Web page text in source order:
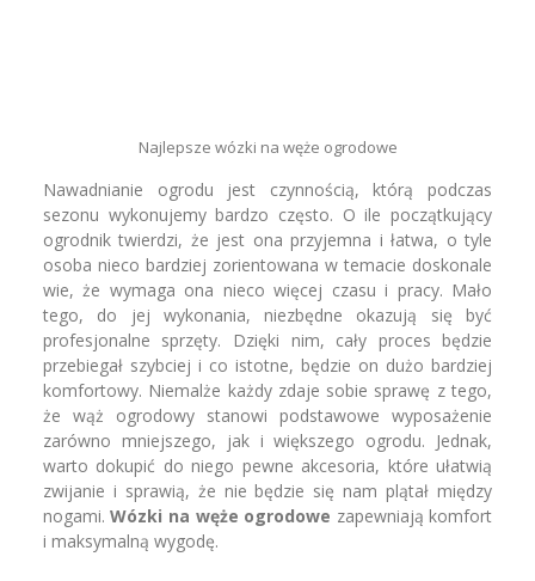
Najlepsze wózki na węże ogrodowe
Nawadnianie ogrodu jest czynnością, którą podczas
sezonu wykonujemy bardzo często. O ile początkujący
ogrodnik twierdzi, że jest ona przyjemna i łatwa, o tyle
osoba nieco bardziej zorientowana w temacie doskonale
wie, że wymaga ona nieco więcej czasu i pracy. Mało
tego, do jej wykonania, niezbędne okazują się być
profesjonalne sprzęty. Dzięki nim, cały proces będzie
przebiegał szybciej i co istotne, będzie on dużo bardziej
komfortowy. Niemalże każdy zdaje sobie sprawę z tego,
że wąż ogrodowy stanowi podstawowe wyposażenie
zarówno mniejszego, jak i większego ogrodu. Jednak,
warto dokupić do niego pewne akcesoria, które ułatwią
zwijanie i sprawią, że nie będzie się nam plątał między
nogami.Wózki na węże ogrodowe zapewniają komfort
i maksymalną wygodę.